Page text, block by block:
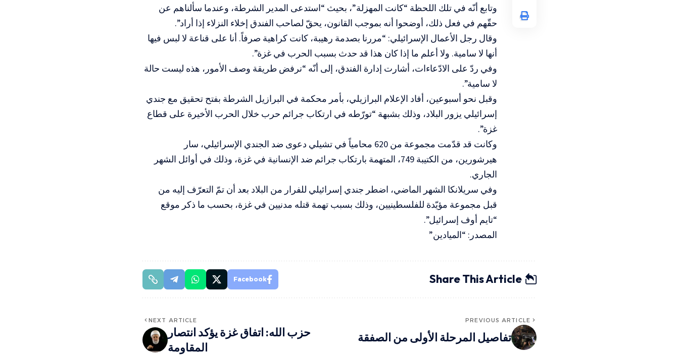
وتابع أنّه في تلك اللحظة “كانت المهزلة”، بحيث “استدعى المدير الشرطة، وعندما سألناهم عن
حقّهم في فعل ذلك، أوضحوا أنه بموجب القانون، يحقّ لصاحب الفندق إخلاء النزلاء إذا أراد”.
وقال رجل الأعمال الإسرائيلي: “مررنا بصدمة رهيبة، كانت كراهية صرفاً. أنا على قناعة لا لبس فيها
أنها لا سامية. ولا أعلم ما إذا كان هذا قد حدث بسبب الحرب في غزة”.
وفي ردّ على الادّعاءات، أشارت إدارة الفندق، إلى أنّه “نرفض طريقة وصف الأمور، هذه ليست حالة
لا سامية”.
وقبل نحو أسبوعين، أفاد الإعلام البرازيلي، بأمر محكمة في البرازيل الشرطة بفتح تحقيق مع جندي
إسرائيلي يزور البلاد، وذلك بشبهة “تورّطه في ارتكاب جرائم حرب خلال الحرب الأخيرة على قطاع
غزة”.
وكانت قد قدّمت مجموعة من 620 محامياً في تشيلي دعوى ضد الجندي الإسرائيلي، سار
هيرشورين، من الكتيبة 749، المتهمة بارتكاب جرائم ضد الإنسانية في غزة، وذلك في أوائل الشهر
الجاري.
وفي سريلانكا الشهر الماضي، اضطر جندي إسرائيلي للفرار من البلاد بعد أن تمّ التعرّف إليه من
قبل مجموعة مؤيّدة للفلسطينيين، وذلك بسبب تهمة قتله مدنيين في غزة، بحسب ما ذكر موقع
“تايم أوف إسرائيل”.
المصدر: “الميادين”
Share This Article
Facebook
PREVIOUS ARTICLE
تفاصيل المرحلة الأولى من الصفقة
NEXT ARTICLE
حزب الله: اتفاق غزة يؤكد انتصار
المقاومة